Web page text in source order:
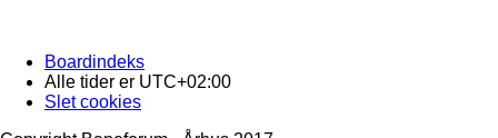
Boardindeks
Alle tider er UTC+02:00
Slet cookies